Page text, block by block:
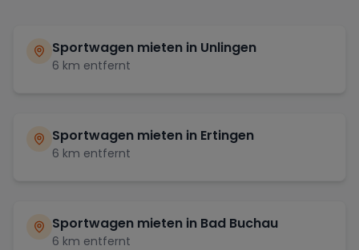
Sportwagen mieten in Unlingen
6 km entfernt
Sportwagen mieten in Ertingen
6 km entfernt
Sportwagen mieten in Bad Buchau
6 km entfernt